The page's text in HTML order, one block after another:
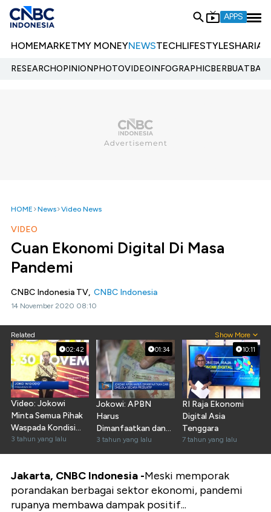
APPS
HOMEMARKETMY MONEYNEWSTECHLIFESTYLESHARIA
RESEARCHOPINIONPHOTOVIDEOINFOGRAPHIC
HOME News Video News
VIDEO
Cuan Ekonomi Digital Di Masa
Pandemi
CNBC Indonesia TV, CNBC Indonesia
14 November 2020 08:10
Related Show More
02:42
Video: Jokowi
Minta Semua Pihak
Waspada Kondisi
Ekonomi 2023
3 tahun yang lalu
01:34
Jokowi: APBN
Harus
Dimanfaatkan dan
Dikelola Secara
Produktif
3 tahun yang lalu
10:11
RI Raja Ekonomi
Digital Asia
Tenggara
7 tahun yang lalu
Jakarta, CNBC Indonesia -Meski memporak
porandakan berbagai sektor ekonomi, pandemi
rupanya membawa dampak positif...